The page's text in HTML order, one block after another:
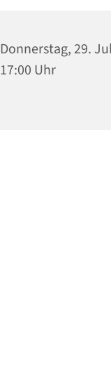
Donnerstag, 29.
17:00 Uhr